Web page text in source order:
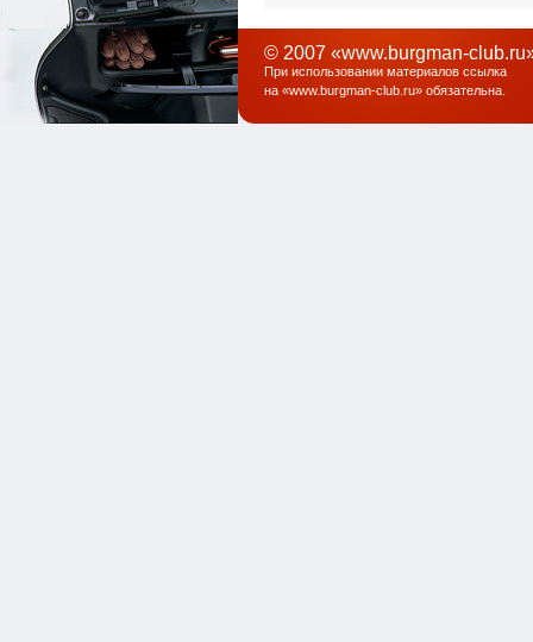
© 2007 «www.burgman-
При использовании материалов ссылка
на «www.burgman-club.ru» обязательна